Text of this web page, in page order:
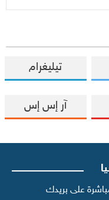
تيليغرام
آر إس إس
على بريدك